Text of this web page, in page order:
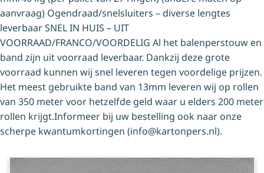
aanvraag) Ogendraad/snelsluiters – diverse lengtes
leverbaar SNEL IN HUIS – UIT
VOORRAAD/FRANCO/VOORDELIG Al het balenperstouw en
band zijn uit voorraad leverbaar. Dankzij deze grote
voorraad kunnen wij snel leveren tegen voordelige prijzen.
Het meest gebruikte band van 13mm leveren wij op rollen
van 350 meter voor hetzelfde geld waar u elders 200 meter
rollen krijgt.Informeer bij uw bestelling ook naar onze
scherpe kwantumkortingen (info@kartonpers.nl).